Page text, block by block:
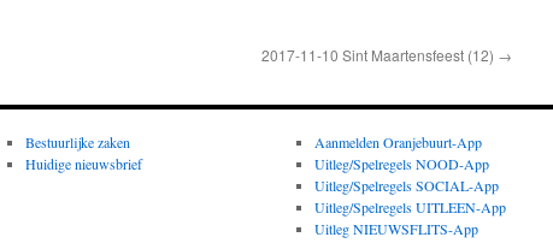
2017-11-10 Sint Maartensfeest (12) →
Bestuurlijke zaken
Huidige nieuwsbrief
Aanmelden Oranjebuurt-App
Uitleg/Spelregels NOOD-App
Uitleg/Spelregels SOCIAL-App
Uitleg/Spelregels UITLEEN-App
Uitleg NIEUWSFLITS-App